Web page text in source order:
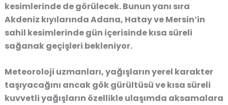
kesimlerinde de görülecek. Bunun yanı sıra
Akdeniz kıyılarında Adana, Hatay ve Mersin’in
sahil kesimlerinde gün içerisinde kısa süreli
sağanak geçişleri bekleniyor.
Meteoroloji uzmanları, yağışların yerel karakter
taşıyacağını ancak gök gürültüsü ve kısa süreli
kuvvetli yağışların özellikle ulaşımda aksamalara